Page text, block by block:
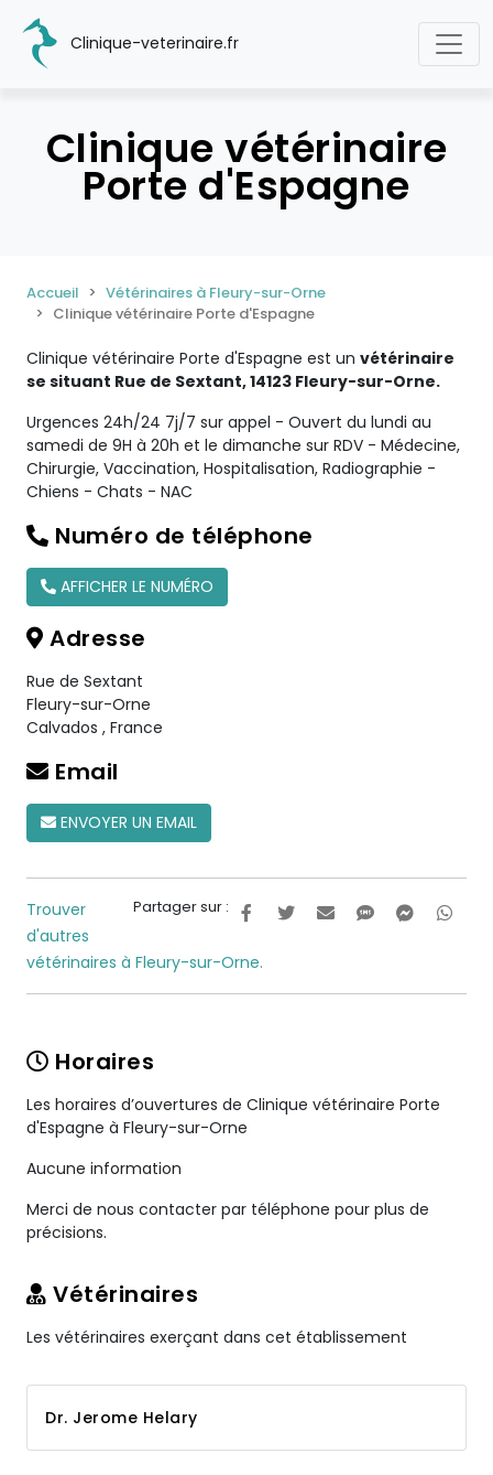
Clinique-veterinaire.fr
Clinique vétérinaire
Porte d'Espagne
Accueil
Vétérinaires à Fleury-sur-Orne
Clinique vétérinaire Porte d'Espagne
Clinique vétérinaire Porte d'Espagne est un vétérinaire
se situant Rue de Sextant, 14123 Fleury-sur-Orne.
Urgences 24h/24 7j/7 sur appel - Ouvert du lundi au
samedi de 9H à 20h et le dimanche sur RDV - Médecine,
Chirurgie, Vaccination, Hospitalisation, Radiographie -
Chiens - Chats - NAC
Numéro de téléphone
AFFICHER LE NUMÉRO
Adresse
Rue de Sextant
Fleury-sur-Orne
Calvados , France
Email
ENVOYER UN EMAIL
Partager sur :
Trouver
d'autres
vétérinaires à Fleury-sur-Orne.
Horaires
Les horaires d’ouvertures de Clinique vétérinaire Porte
d'Espagne à Fleury-sur-Orne
Aucune information
Merci de nous contacter par téléphone pour plus de
précisions.
Vétérinaires
Les vétérinaires exerçant dans cet établissement
Dr. Jerome Helary